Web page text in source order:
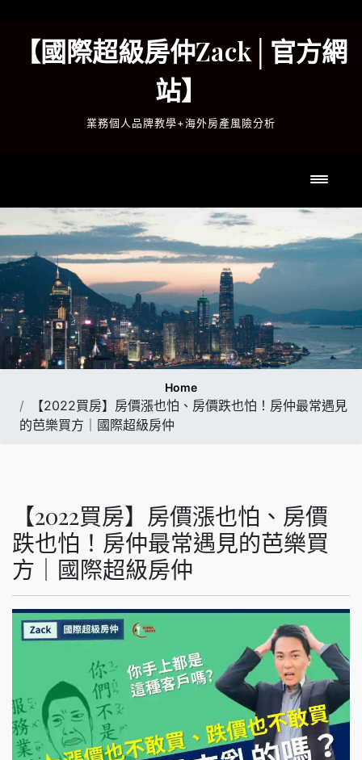
content【國際超級房仲Zack│官方網
站】
業務個人品牌教學+海外房產風險分析
Home
【2022買房】房價漲也怕、房價跌也怕！房仲最常遇見
的芭樂買方｜國際超級房仲
【2022買房】房價漲也怕、房價
跌也怕！房仲最常遇見的芭樂買
方｜國際超級房仲